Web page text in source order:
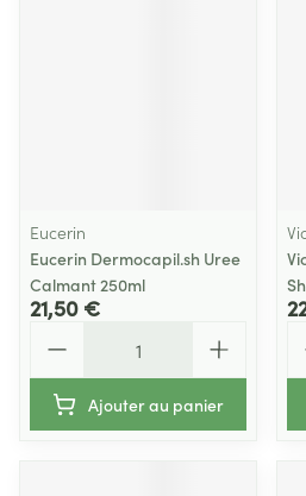
Eucerin
Eucerin Dermocapil.sh Uree
Calmant 250ml
21,50 €
Ajouter au panier